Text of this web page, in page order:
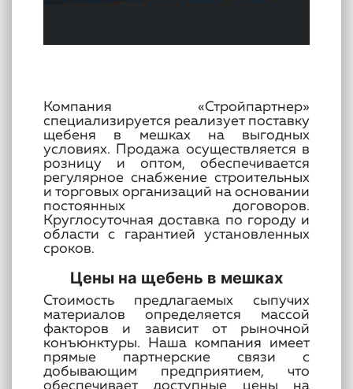
Компания «Стройпартнер»
специализируется реализует поставку
щебеня в мешках на выгодных
условиях. Продажа осуществляется в
розницу и оптом, обеспечивается
регулярное снабжение строительных
и торговых организаций на основании
постоянных договоров.
Круглосуточная доставка по городу и
области с гарантией установленных
сроков.
Цены на щебень в мешках
Стоимость предлагаемых сыпучих
материалов определяется массой
факторов и зависит от рыночной
конъюнктуры. Наша компания имеет
прямые партнерские связи с
добывающим предприятием, что
обеспечивает доступные цены на